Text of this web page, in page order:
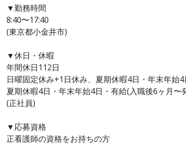
▼勤務時間
8:40〜17:40
(東京都小金井市)
▼休日・休暇
年間休日112日
日曜固定休み+1日休み、夏期休暇4日・年末年始4
夏期休暇4日・年末年始4日・有給(入職後6ヶ月〜
(正社員)
▼応募資格
正看護師の資格をお持ちの方